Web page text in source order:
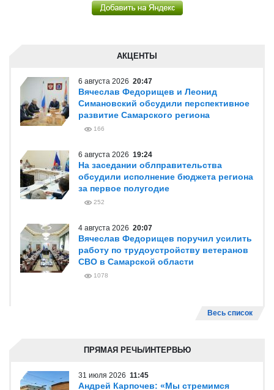
АКЦЕНТЫ
6 августа 2026 20:47
Вячеслав Федорищев и Леонид
Симановский обсудили перспективное
развитие Самарского региона
166
6 августа 2026 19:24
На заседании облправительства
обсудили исполнение бюджета региона
за первое полугодие
252
4 августа 2026 20:07
Вячеслав Федорищев поручил усилить
работу по трудоустройству ветеранов
СВО в Самарской области
1078
Весь список
ПРЯМАЯ РЕЧЬ/ИНТЕРВЬЮ
31 июля 2026 11:45
Андрей Карпочев: «Мы стремимся